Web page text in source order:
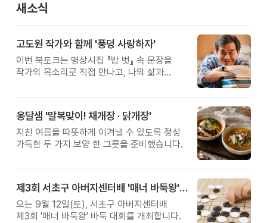
새소식
고도원 작가와 함께 '풍덩 사랑하자'
이번 북토크는 명상시집 『밥 벗』 속 문장을
작가의 목소리로 직접 만나고, 나의 삶과
옹달샘 '말복맞이! 채개장 · 닭개장'
지친 여름을 따뜻하게 이겨낼 수 있도록 정성
가득한 두 가지 보양 한 그릇을 준비했습니다.
제3회 서초구 아버지센터배 '매너 바둑왕' 대회
오는 9월 12일(토), 서초구 아버지센터배
제3회 '매너 바둑왕' 바둑 대회를 개최합니다.